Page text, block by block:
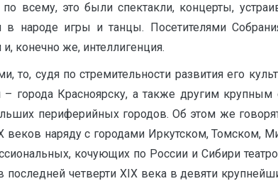
по всему, это были спектакли, концерты,
народе игры и танцы. Посетителями
конечно же, интеллигенция.
то, судя по стремительности развития его
города Красноярску, а также другим крупным
периферийных городов. Об этом же
наряду с городами Иркутском, Томском,
кочующих по России и Сибири
четверти XIX века в девяти